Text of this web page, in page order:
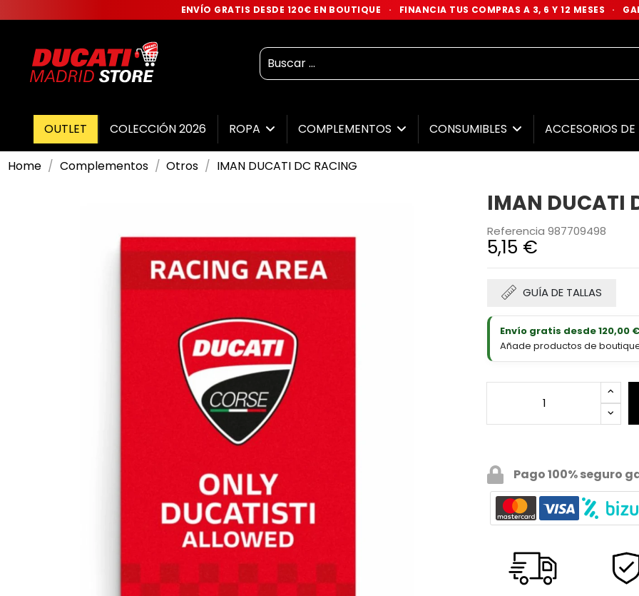
ENVÍO GRATIS DESDE 120€ EN BOUTIQUE · FINANCIA TUS COMPRAS A 3, 6 Y 12 MESES ·
OUTLET COLECCIÓN 2026 ROPA COMPLEMENTOS CONSUMIBLES ACCESORIOS
Home Complementos Otros IMAN DUCATI DC RACING
IMAN DUCATI
Referencia 987709498
5,15 €
GUÍA DE TALLAS
Envío gratis desde 120,00
Añade productos de
Pago 100% seguro